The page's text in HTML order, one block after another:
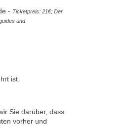
- Ticketpreis: 21€; Der
und
ist.
Sie darüber, dass
vorher und